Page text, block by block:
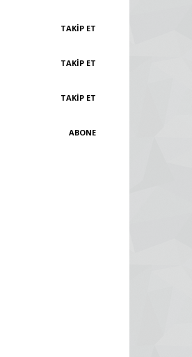
TAKIP ET
TAKIP ET
TAKIP ET
ABONE